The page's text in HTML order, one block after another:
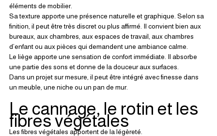
éléments de mobilier.
Sa texture apporte une présence naturelle et graphique. Selon sa
finition, il peut être très discret ou plus affirmé. Il convient bien aux
bureaux, aux chambres, aux espaces de travail, aux chambres
d’enfant ou aux pièces qui demandent une ambiance calme.
Le liège apporte une sensation de confort immédiate. Il absorbe
une partie des sons et donne de la douceur aux surfaces.
Dans un projet sur mesure, il peut être intégré avec finesse dans
un meuble, une niche ou un pan de mur.
Le cannage, le rotin et les
fibres végétales
Les fibres végétales apportent de la légèreté.